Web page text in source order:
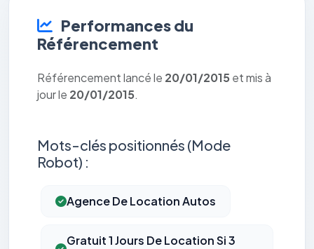
Performances du
Référencement
Référencement lancé le 20/01/2015 et mis à
jour le 20/01/2015.
Mots-clés positionnés (Mode
Robot) :
Agence De Location Autos
Gratuit 1 Jours De Location Si 3